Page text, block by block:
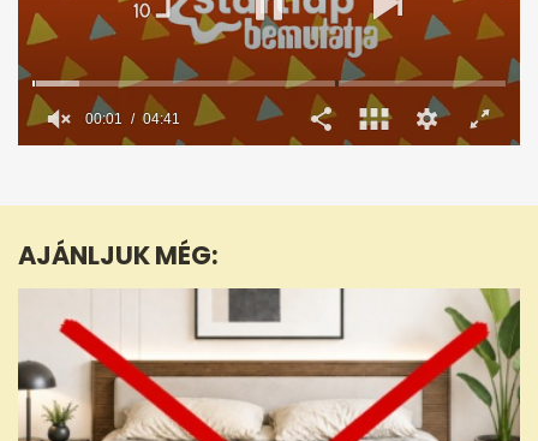
4
41
seconds
00:02 04:41
AJÁNLJUK MÉG: